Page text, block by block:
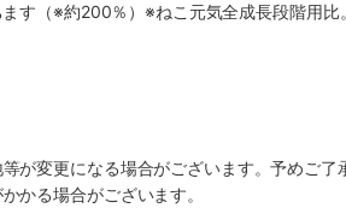
す（※約200％）※ねこ元気全成長段階用比。
が変更になる場合がございます。予めご了
かる場合がございます。